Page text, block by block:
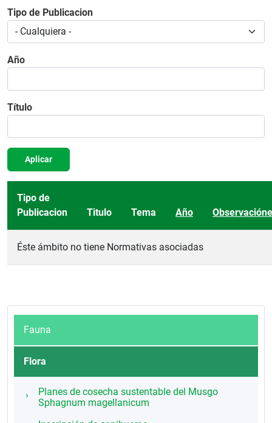
Tipo de Publicacion
Año
Título
Aplicar
Tipo de
Publicacion
Titulo Tema Año
Éste ámbito no tiene Normativas asociadas
Fauna
Flora
Planes de cosecha sustentable del Musgo
Sphagnum magellanicum